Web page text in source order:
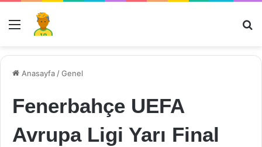
Menü
Anasayfa /Genel
Fenerbahçe UEFA
Avrupa Ligi Yarı Final